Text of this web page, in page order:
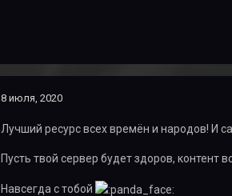
8 июля, 2020
Лучший ресурс всех времён и народов! И
Пусть твой сервер будет здоров,
Навсегда с тобой